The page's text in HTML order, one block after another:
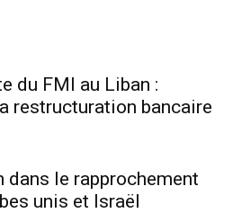
du FMI au Liban :
restructuration bancaire
dans le rapprochement
unis et Israël